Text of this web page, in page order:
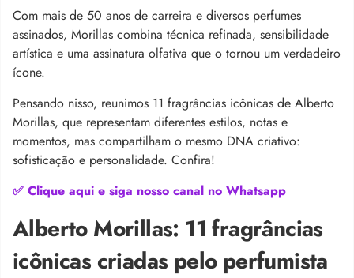
Com mais de 50 anos de carreira e diversos perfumes
assinados, Morillas combina técnica refinada, sensibilidade
artística e uma assinatura olfativa que o tornou um verdadeiro
ícone.
Pensando nisso, reunimos 11 fragrâncias icônicas de Alberto
Morillas, que representam diferentes estilos, notas e
momentos, mas compartilham o mesmo DNA criativo:
sofisticação e personalidade. Confira!
✅ Clique aqui e siga nosso canal no Whatsapp
Alberto Morillas: 11 fragrâncias
icônicas criadas pelo perfumista